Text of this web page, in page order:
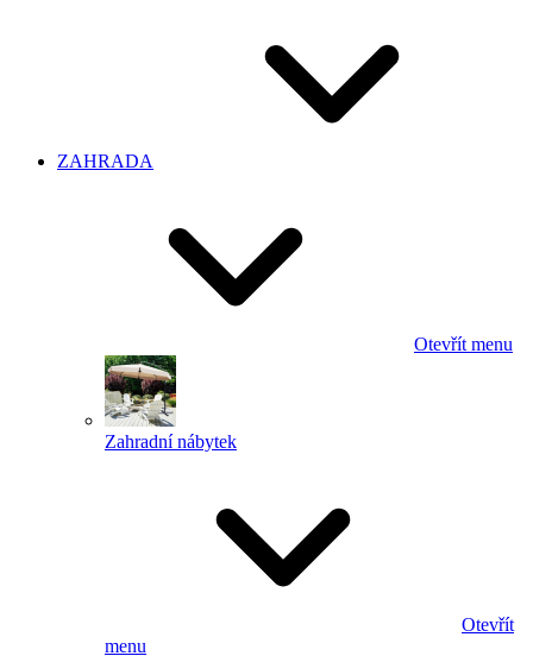
ZAHRADA
Otevřít menu
Zahradní nábytek
Otevřít
menu